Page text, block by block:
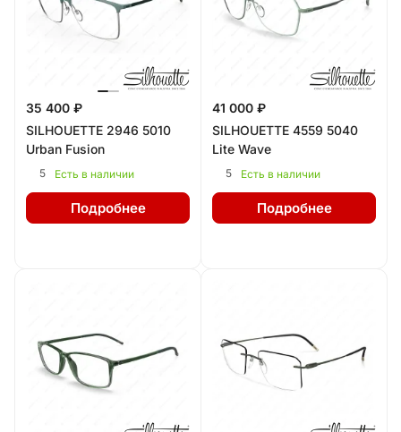
35 400 ₽
SILHOUETTE 2946 5010
Urban Fusion
5 Есть в наличии
Подробнее
41 000 ₽
SILHOUETTE 4559 5040
Lite Wave
5 Есть в наличии
Подробнее